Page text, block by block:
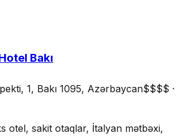
Bakı
1, Bakı 1095, Azərbaycan$$$$ ·
otel, sakit otaqlar, İtalyan mətbəxi,